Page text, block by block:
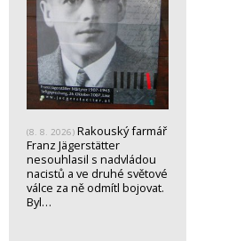
(8. 8. 2026) Rakouský farmář
Franz Jägerstätter
nesouhlasil s nadvládou
nacistů a ve druhé světové
válce za ně odmítl bojovat.
Byl…